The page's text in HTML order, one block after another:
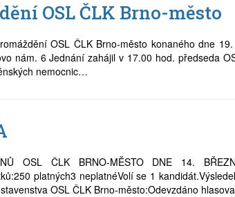
OSL ČLK Brno-město
OSL ČLK Brno-město konaného dne
nám. 6 Jednání zahájil v 17.00 hod. předseda
nemocnic…
OSL ČLK BRNO-MĚSTO DNE 14.
platných3 neplatnéVolí se 1
OSL ČLK Brno-město:Odevzdáno